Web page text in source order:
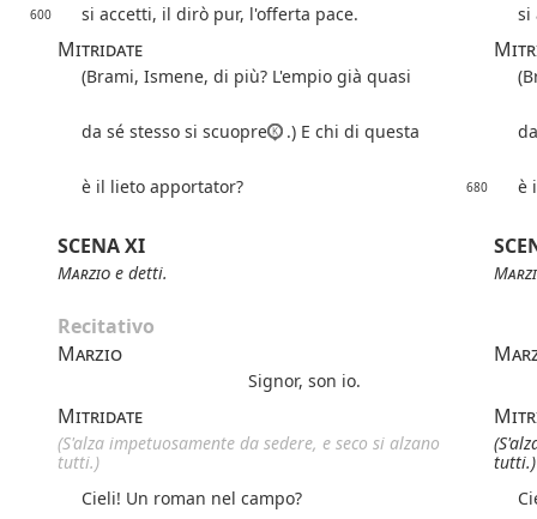
600 si accetti, il dirò pur, l'offerta pace. si
Mitridate
(Brami, Ismene, di più? L'empio già quasi
da sé stesso si scuopre .) E chi di questa
è il lieto apportator? 680 è
SCENA XI
Marzio e detti.
Recitativo
Marzio
Signor, son io.
Mitridate
(S'alza impetuosamente da sedere, e seco si alzano
tutti.)
tutti.)
Cieli! Un roman nel campo?